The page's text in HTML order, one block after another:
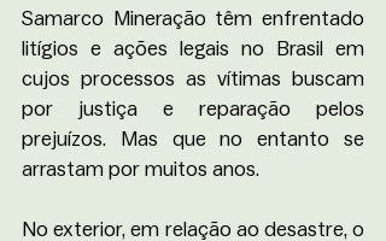
Samarco Mineração têm enfrentado
litígios e ações legais no Brasil em
cujos processos as vítimas buscam
por justiça e reparação pelos
prejuízos. Mas que no entanto se
arrastam por muitos anos.
No exterior, em relação ao desastre, o